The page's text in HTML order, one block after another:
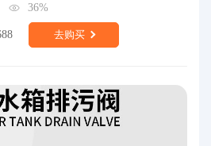
36%
去购买